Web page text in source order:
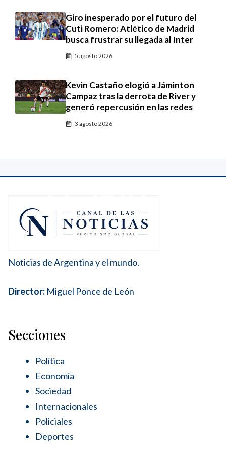
Giro inesperado por el futuro del
Cuti Romero: Atlético de Madrid
busca frustrar su llegada al Inter
5 agosto 2026
Kevin Castaño elogió a Jáminton
Campaz tras la derrota de River y
generó repercusión en las redes
3 agosto 2026
Noticias de Argentina y el mundo.
Director: Miguel Ponce de León
Secciones
Política
Economía
Sociedad
Internacionales
Policiales
Deportes